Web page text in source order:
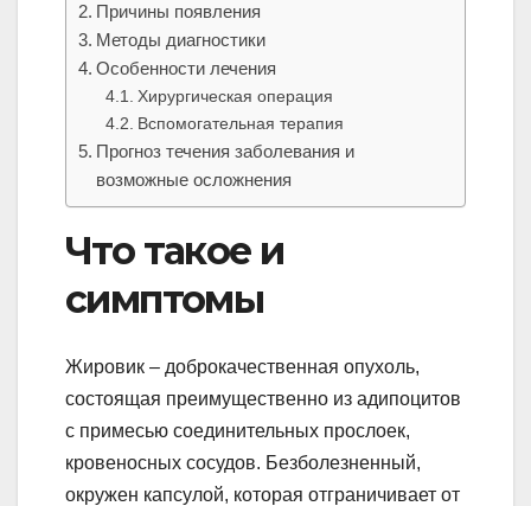
Причины появления
Методы диагностики
Особенности лечения
Хирургическая операция
Вспомогательная терапия
Прогноз течения заболевания и
возможные осложнения
Что такое и
симптомы
Жировик – доброкачественная опухоль,
состоящая преимущественно из адипоцитов
с примесью соединительных прослоек,
кровеносных сосудов. Безболезненный,
окружен капсулой, которая отграничивает от